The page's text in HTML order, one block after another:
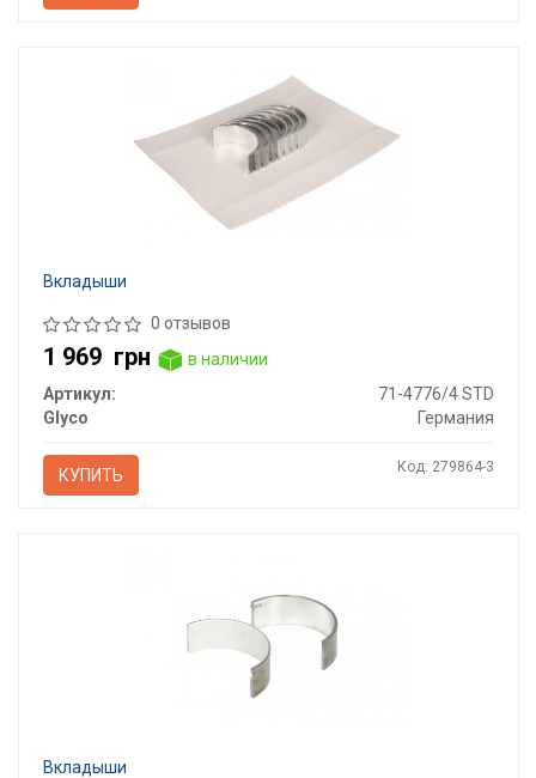
Вкладыши
0 отзывов
1 969 грн
в наличии
Артикул:
71-4776/4 STD
Glyco
Германия
КУПИТЬ Код: 279864-3
Вкладыши